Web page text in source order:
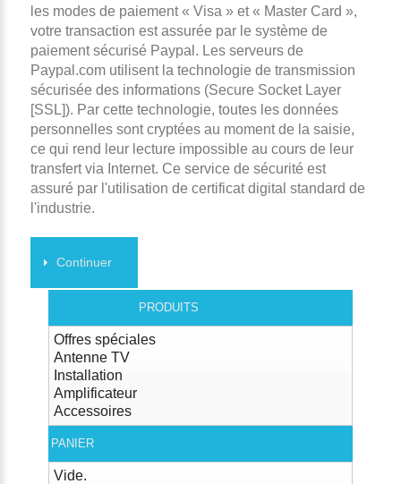
les modes de paiement « Visa » et « Master Card »,
votre transaction est assurée par le système de
paiement sécurisé Paypal. Les serveurs de
Paypal.com utilisent la technologie de transmission
sécurisée des informations (Secure Socket Layer
[SSL]). Par cette technologie, toutes les données
personnelles sont cryptées au moment de la saisie,
ce qui rend leur lecture impossible au cours de leur
transfert via Internet. Ce service de sécurité est
assuré par l'utilisation de certificat digital standard de
l'industrie.
Continuer
PRODUITS
Offres spéciales
Antenne TV
Installation
Amplificateur
Accessoires
PANIER
Vide.